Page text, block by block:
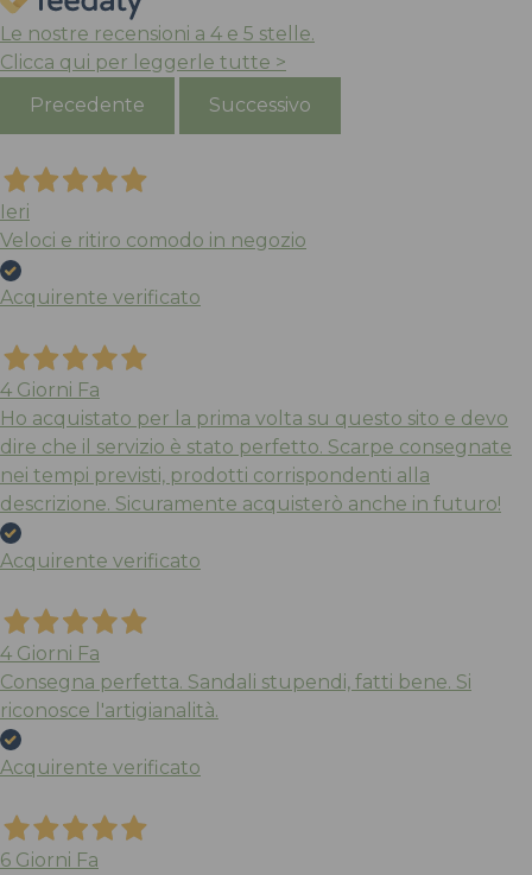
Le nostre recensioni a 4 e 5 stelle.
Clicca qui per leggerle tutte >
Precedente
Successivo
Ieri
Veloci e ritiro comodo in negozio
Acquirente verificato
4 Giorni Fa
Ho acquistato per la prima volta su questo sito e devo
dire che il servizio è stato perfetto. Scarpe consegnate
nei tempi previsti, prodotti corrispondenti alla
descrizione. Sicuramente acquisterò anche in futuro!
Acquirente verificato
4 Giorni Fa
Consegna perfetta. Sandali stupendi, fatti bene. Si
riconosce l'artigianalità.
Acquirente verificato
6 Giorni Fa